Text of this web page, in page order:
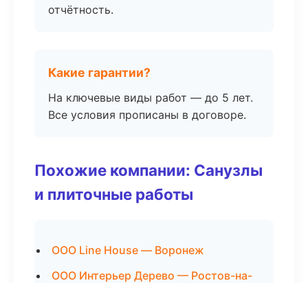
отчётность.
Какие гарантии?
На ключевые виды работ — до 5 лет.
Все условия прописаны в договоре.
Похожие компании: Санузлы
и плиточные работы
ООО Line House — Воронеж
ООО Интерьер Дерево — Ростов-на-